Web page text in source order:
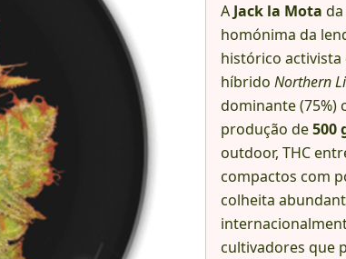
A Jack la Mota
homónima da
histórico
híbrido Northern
dominante (75%)
produção de500
outdoor, THC
compactos com
colheita
cultivadores que